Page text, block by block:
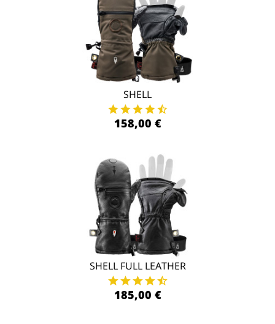
SHELL
158,00 €
SHELL FULL LEATHER
185,00 €